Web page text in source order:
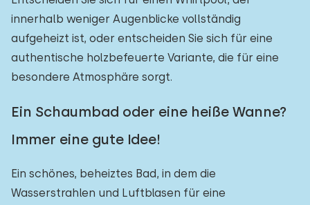
innerhalb weniger Augenblicke vollständig
aufgeheizt ist, oder entscheiden Sie sich für eine
authentische holzbefeuerte Variante, die für eine
besondere Atmosphäre sorgt.
Ein Schaumbad oder eine heiße Wanne?
Immer eine gute Idee!
Ein schönes, beheiztes Bad, in dem die
Wasserstrahlen und Luftblasen für eine